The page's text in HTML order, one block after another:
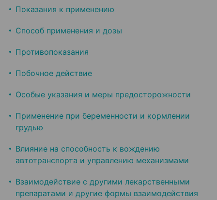
Показания к применению
Способ применения и дозы
Противопоказания
Побочное действие
Особые указания и меры предосторожности
Применение при беременности и кормлении
грудью
Влияние на способность к вождению
автотранспорта и управлению механизмами
Взаимодействие с другими лекарственными
препаратами и другие формы взаимодействия